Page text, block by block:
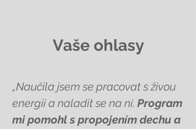
Vaše ohlasy
„Naučila jsem se pracovat s živou
energii a naladit se na ní. Program
mi pomohl s propojením dechu a